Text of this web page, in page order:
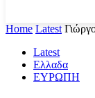
Home Latest
Latest
Ελλαδα
ΕΥΡΩΠΗ